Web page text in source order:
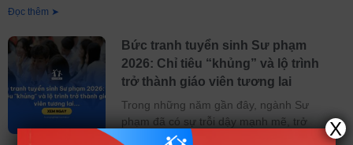
Đọc thêm ➤
Bức tranh tuyển sinh Sư phạm
2026: Chỉ tiêu “khủng” và lộ trình
trở thành giáo viên tương lai
Trong những năm gần đây, ngành Sư
phạm đã có sự trỗi dậy mạnh mẽ, trở
thành một trong những lựa chọn hàng đầuX